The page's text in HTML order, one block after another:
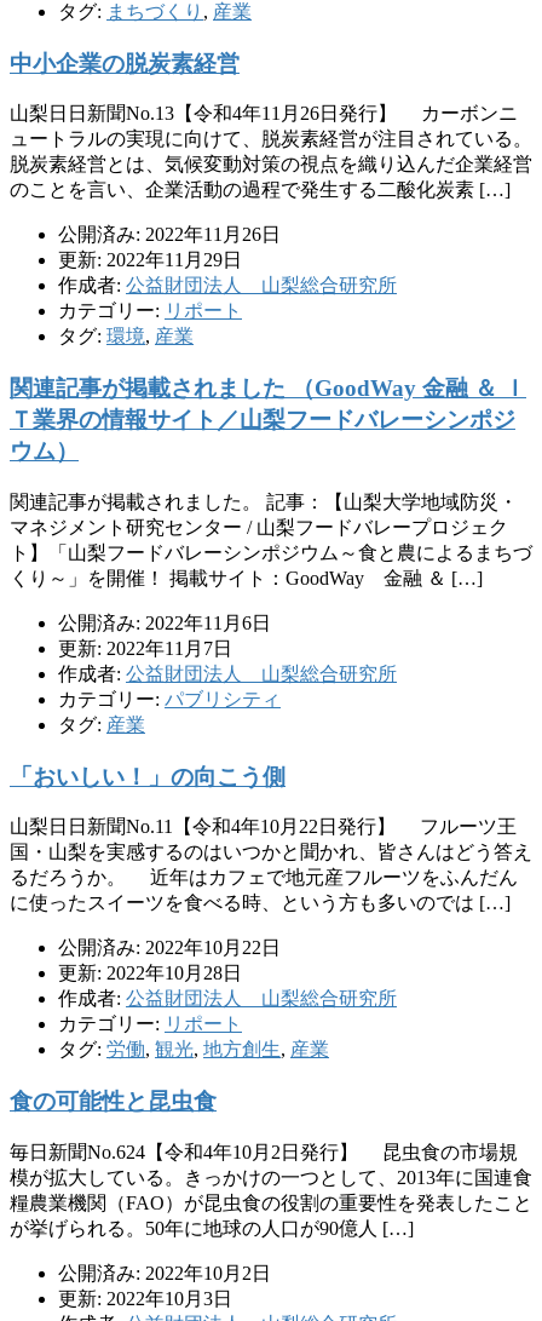
タグ: まちづくり , 産業
中小企業の脱炭素経営
山梨日日新聞No.13【令和4年11月26日発行】 カーボンニ
ュートラルの実現に向けて、脱炭素経営が注目されている。
脱炭素経営とは、気候変動対策の視点を織り込んだ企業経営
のことを言い、企業活動の過程で発生する二酸化炭素 […]
公開済み: 2022年11月26日
更新: 2022年11月29日
作成者: 公益財団法人 山梨総合研究所
カテゴリー: リポート
タグ: 環境, 産業
関連記事が掲載されました （GoodWay 金融 ＆ Ｉ
Ｔ業界の情報サイト／山梨フードバレーシンポジ
ウム）
関連記事が掲載されました。 記事：【山梨大学地域防災・
マネジメント研究センター / 山梨フードバレープロジェク
ト】「山梨フードバレーシンポジウム～食と農によるまちづ
くり～」を開催！ 掲載サイト：GoodWay 金融 ＆ […]
公開済み: 2022年11月6日
更新: 2022年11月7日
作成者: 公益財団法人 山梨総合研究所
カテゴリー: パブリシティ
タグ: 産業
「おいしい！」の向こう側
山梨日日新聞No.11【令和4年10月22日発行】 フルーツ王
国・山梨を実感するのはいつかと聞かれ、皆さんはどう答え
るだろうか。 近年はカフェで地元産フルーツをふんだん
に使ったスイーツを食べる時、という方も多いのでは […]
公開済み: 2022年10月22日
更新: 2022年10月28日
作成者: 公益財団法人 山梨総合研究所
カテゴリー: リポート
タグ: 労働, 観光, 地方創生, 産業
食の可能性と昆虫食
毎日新聞No.624【令和4年10月2日発行】 昆虫食の市場規
模が拡大している。きっかけの一つとして、2013年に国連食
糧農業機関（FAO）が昆虫食の役割の重要性を発表したこと
が挙げられる。50年に地球の人口が90億人 […]
公開済み: 2022年10月2日
更新: 2022年10月3日